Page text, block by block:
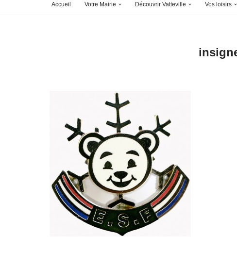
Accueil Votre Mairie Découvrir Vatteville Vos loisirs